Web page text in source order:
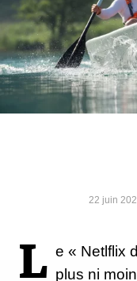
22 juin
L e « Netlflix
plus ni